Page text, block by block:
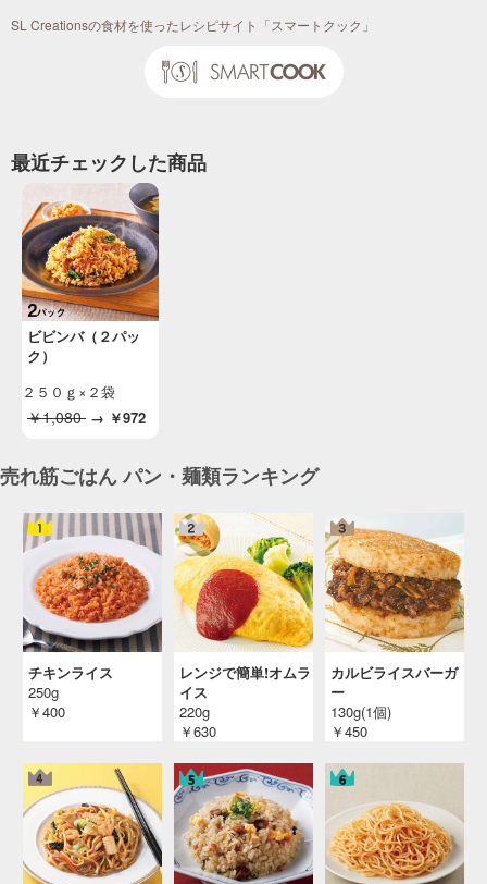
SL Creationsの食材を使ったレシピサイト「スマートクック」
最近チェックした商品
ビビンバ（２パッ
ク）
２５０ｇ×２袋
￥1,080 → ￥972
売れ筋ごはん パン・麺類ランキング
チキンライス
250g
￥400
レンジで簡単!オムラ
イス
220g
￥630
カルビライスバーガ
ー
130g(1個)
￥450